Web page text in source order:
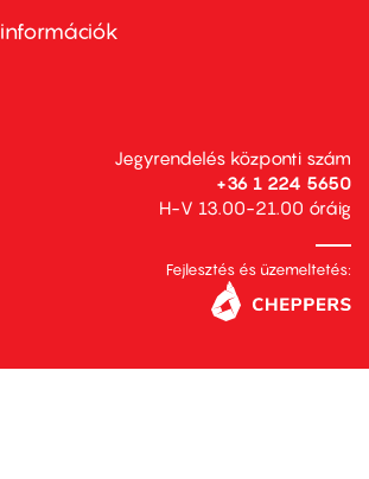
Jegyrendelés központi szám
+36 1 224 5650
H-V 13.00-21.00 óráig
Fejlesztés és üzemeltetés: